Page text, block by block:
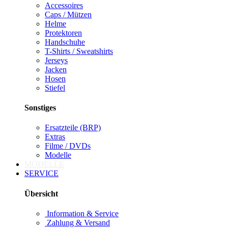
Accessoires
Caps / Mützen
Helme
Protektoren
Handschuhe
T-Shirts / Sweatshirts
Jerseys
Jacken
Hosen
Stiefel
Sonstiges
Ersatzteile (BRP)
Extras
Filme / DVDs
Modelle
SERVICE
Übersicht
Information & Service
Zahlung & Versand